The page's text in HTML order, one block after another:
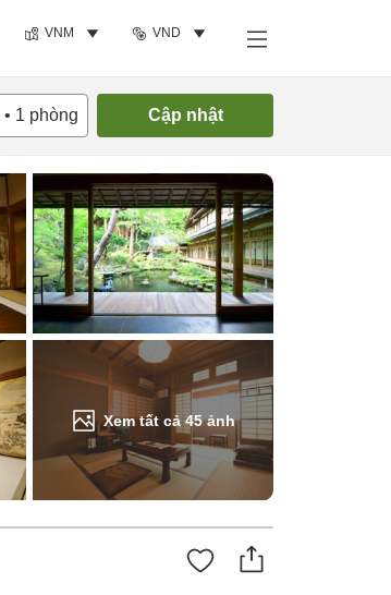
VNM VND
• 1 phòng Cập nhật
Xem tất cả45ảnh
Tìm phòng trống